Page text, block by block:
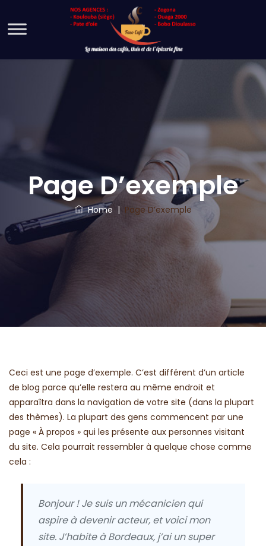
Page D’exemple
Home | Page D’exemple
Ceci est une page d’exemple. C’est différent d’un article
de blog parce qu’elle restera au même endroit et
apparaîtra dans la navigation de votre site (dans la plupart
des thèmes). La plupart des gens commencent par une
page « À propos » qui les présente aux personnes visitant
du site. Cela pourrait ressembler à quelque chose comme
cela :
Bonjour ! Je suis un mécanicien qui
aspire à devenir acteur, et voici mon
site. J’habite à Bordeaux, j’ai un super